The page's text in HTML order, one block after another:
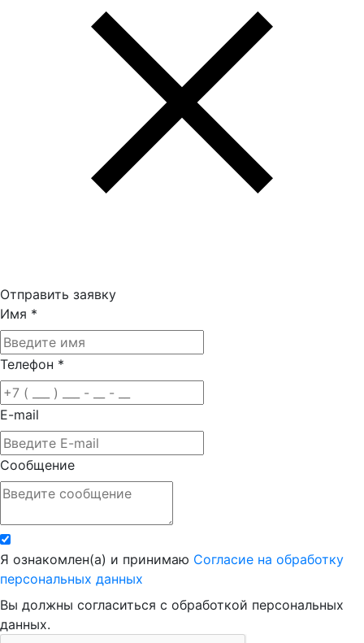
Отправить заявку
Имя *
Телефон *
E-mail
Сообщение
Я ознакомлен(а) и принимаю Согласие на обработку
персональных данных
Вы должны согласиться с обработкой персональных
данных.